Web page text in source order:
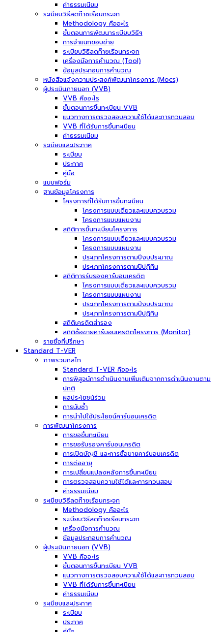
ค่าธรรมเนียม
ระเบียบวิธีลดก๊าซเรือนกระจก
Methodology คืออะไร
ขั้นตอนการพัฒนาระเบียบวิธีฯ
การจำแนกขอบข่าย
ระเบียบวิธีลดก๊าซเรือนกระจก
เครื่องมือการคำนวณ (Tool)
ข้อมูลประกอบการคำนวณ
หนังสือแจ้งความประสงค์พัฒนาโครงการ (Mocs)
ผู้ประเมินภายนอก (VVB)
VVB คืออะไร
ขั้นตอนการขึ้นทะเบียน VVB
แนวทางการตรวจสอบความใช้ได้และการทวนสอบ
VVB ที่ได้รับการขึ้นทะเบียน
ค่าธรรมเนียม
ระเบียบและประกาศ
ระเบียบ
ประกาศ
คู่มือ
แบบฟอร์ม
ฐานข้อมูลโครงการ
โครงการที่ได้รับการขึ้นทะเบียน
โครงการแบบเดี่ยวและแบบควบรวม
โครงการแบบแผนงาน
สถิติการขึ้นทะเบียนโครงการ
โครงการแบบเดี่ยวและแบบควบรวม
โครงการแบบแผนงาน
ประเภทโครงการตามปีงบประมาณ
ประเภทโครงการตามปีปฏิทิน
สถิติการรับรองคาร์บอนเครดิต
โครงการแบบเดี่ยวและแบบควบรวม
โครงการแบบแผนงาน
ประเภทโครงการตามปีงบประมาณ
ประเภทโครงการตามปีปฏิทิน
สถิติเครดิตสำรอง
สถิติซื้อขายคาร์บอนเครดิตโครงการ (Monitor)
รายชื่อที่ปรึกษา
Standard T-VER
ภาพรวมกลไก
Standard T-VER คืออะไร
การพิสูจน์การดำเนินงานเพิ่มเติมจากการดำเนินงานตาม
ปกติ
ผลประโยชน์ร่วม
การนับซ้ำ
การนำไปใช้ประโยชน์คาร์บอนเครดิต
การพัฒนาโครงการ
การขอขึ้นทะเบียน
การขอรับรองคาร์บอนเครดิต
การเปิดบัญชี และการซื้อขายคาร์บอนเครดิต
การต่ออายุ
การเปลี่ยนแปลงหลังการขึ้นทะเบียน
การตรวจสอบความใช้ได้และการทวนสอบ
ค่าธรรมเนียม
ระเบียบวิธีลดก๊าซเรือนกระจก
Methodology คืออะไร
ระเบียบวิธีลดก๊าซเรือนกระจก
เครื่องมือการคำนวณ
ข้อมูลประกอบการคำนวณ
ผู้ประเมินภายนอก (VVB)
VVB คืออะไร
ขั้นตอนการขึ้นทะเบียน VVB
แนวทางการตรวจสอบความใช้ได้และการทวนสอบ
VVB ที่ได้รับการขึ้นทะเบียน
ค่าธรรมเนียม
ระเบียบและประกาศ
ระเบียบ
ประกาศ